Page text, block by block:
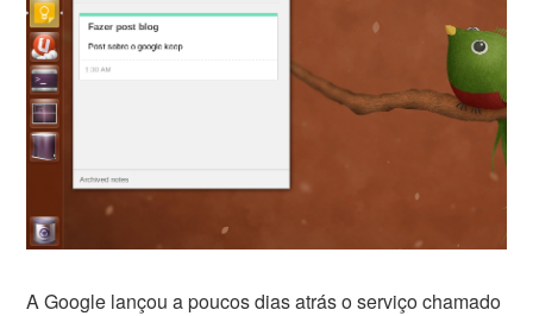
A Google lançou a poucos dias atrás o serviço chamado